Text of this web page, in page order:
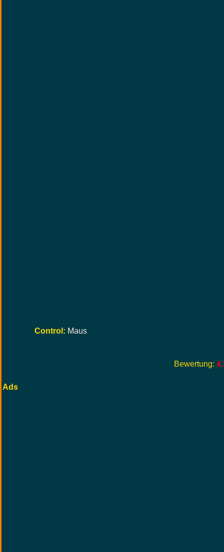
Control: Maus
Bewertung:
Ads